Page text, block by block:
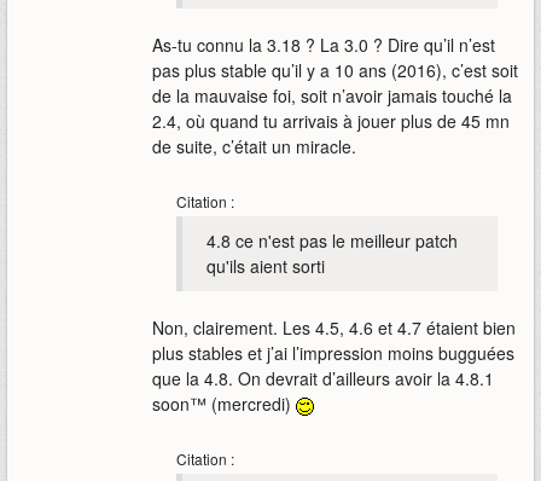
As-tu connu la 3.18 ? La 3.0 ? Dire qu’il n’est
pas plus stable qu’il y a 10 ans (2016), c’est soit
de la mauvaise foi, soit n’avoir jamais touché la
2.4, où quand tu arrivais à jouer plus de 45 mn
de suite, c’était un miracle.
Citation :
4.8 ce n'est pas le meilleur patch
qu'ils aient sorti
Non, clairement. Les 4.5, 4.6 et 4.7 étaient bien
plus stables et j’ai l’impression moins bugguées
que la 4.8. On devrait d’ailleurs avoir la 4.8.1
soon™ (mercredi)
Citation :